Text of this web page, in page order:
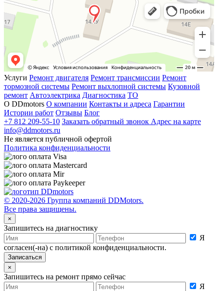
Услуги Ремонт двигателя Ремонт трансмиссии Ремонт
тормозной системы Ремонт выхлопной системы Кузовной
ремонт Автоэлектрика Диагностика ТО
О DDmotors О компании Контакты и адреса Гарантии
Истории работ Отзывы Блог
+7 812 209-55-10 Заказать обратный звонок Адрес на карте
info@ddmotors.ru
Не является публичной офертой
Политика конфиденциальности
© 2020-2026 Группа компаний DDMotors.
Все права защищены.
×
Запишитесь на диагностику
Я
согласен(-на) с политикой конфиденциальности.
×
Запишитесь на ремонт прямо сейчас
Я